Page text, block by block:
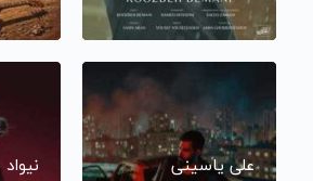
علی یاسینی نیواد